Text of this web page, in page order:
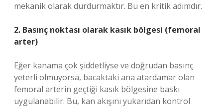
mekanik olarak durdurmaktır. Bu en kritik adımdır.
2. Basınç noktası olarak kasık bölgesi (femoral
arter)
Eğer kanama çok şiddetliyse ve doğrudan basınç
yeterli olmuyorsa, bacaktaki ana atardamar olan
femoral arterin geçtiği kasık bölgesine baskı
uygulanabilir. Bu, kan akışını yukarıdan kontrol